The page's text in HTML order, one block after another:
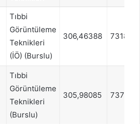
Tıbbi
Görüntüleme
Teknikleri
(İÖ) (Burslu)
306,46388 731867
Tıbbi
Görüntüleme
Teknikleri
(Burslu)
305,98085 737189